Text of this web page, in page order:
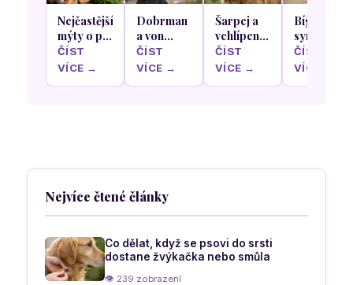
Nejčastější
mýty o psí
stravě,
kterým
ČÍST
VÍCE →
Dobrman
a von
Willebrandova
choroba
ČÍST
VÍCE →
Šarpej a
vchlípení
víček
dráždící
ČÍST
VÍCE →
Bígl a
syndrom
čínského
psa neboli
ČÍST
VÍCE →
Nejvíce čtené články
Co dělat, když se psovi do srsti
dostane žvýkačka nebo smůla
👁 239 zobrazení